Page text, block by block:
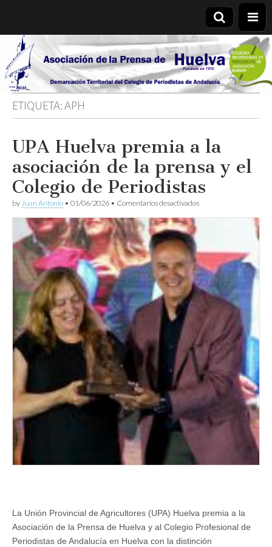
Asociación
de la
Prensa de
Huelva
ETIQUETA:APH
UPA Huelva premia a la
asociación de la prensa y el
Colegio de Periodistas
by Juan Antonio • 01/06/2026 • Comentarios desactivadosen
la
asociación
de
la
prensa
Colegio
Periodistas
La Unión Provincial de Agricultores (UPA) Huelva premia a la
Asociación de la Prensa de Huelva y al Colegio Profesional de
Periodistas de Andalucía en Huelva con la distinción